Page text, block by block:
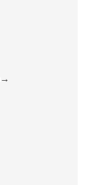
→